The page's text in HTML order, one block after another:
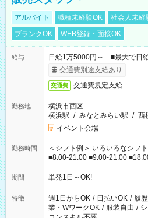
アルバイト 職種未経験OK 社会人未経
ブランクOK
WEB登録・面接OK
給与
日給1万5000円～ ■最大で日
交通費別途支給あり
交通費 交通費規定支給
勤務地
横浜市西区
横浜駅 / みなとみらい駅 / 西
イベント会場
勤務時間
＜シフト例＞ いろいろなシフ
■8:00-21:00 ■9:00-21:00
期間 単発1日～OK!
特徴 週1日からOK / 日払いOK / 履
業・WワークOK / 服装自由 /